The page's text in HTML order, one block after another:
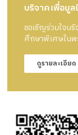
บริจาคเพื่อมู
ขอเชิญร่วมใจบ
ศึกษาพิเศษในพ
ดูรายละเอียด